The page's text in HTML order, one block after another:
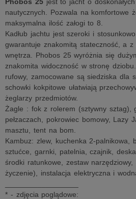
nautycznych. Pozwala na komfortowe
maksymalna ilość załogi to 8.
Kadłub jachtu jest szeroki i
gwarantuje znakomitą stateczność, a
wnętrza. Phobos 25 wyróżnia się
znakomita widoczność w stronę
rufowy, zamocowane są siedziska dla
schowki kokpitowe ułatwiają
żeglarzy przedmiotów.
Żagle : fok z rolerem (sztywny sztag),
pełzaczach, pokrowiec bomowy, Lazy
masztu, tent na bom.
Kambuz: zlew, kuchenka 2-palnikowa,
sztućce, garnki, patelnia, czajnik,
środki ratunkowe, zestaw
życzenie), instalacja elektryczna i
* - zdjęcia poglądowe: